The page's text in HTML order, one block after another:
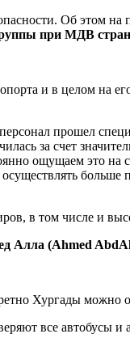
Об этом
при МДВ
и в целом на
прошел
за счет
ощущаем это
в том числе и
Алла (Ahmed
Хургады можно
все